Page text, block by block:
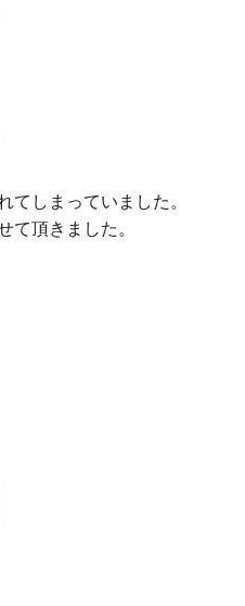
てしまっていました。
て頂きました。